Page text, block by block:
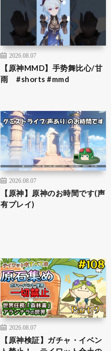
2026.08.07
【原神MMD】手势舞比心/甘
雨 #shorts #mmd
2026.08.07
【原神】原神のお時間です(声
有プレイ)
2026.08.07
【原神検証】ガチャ・イベン